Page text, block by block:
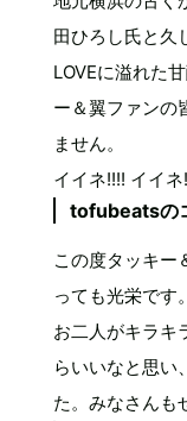
田ひろし氏と久
LOVEに溢れた
ー＆翼ファンの
ません。
イイネ!!!! イイ
tofubeatsの
この度タッキー
っても光栄です。
お二人がキラキ
らいいなと思い
た。みなさんも